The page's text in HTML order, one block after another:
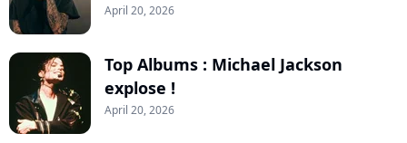
April 20, 2026
Top Albums : Michael Jackson
explose !
April 20, 2026